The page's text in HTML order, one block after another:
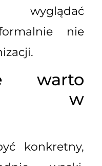
wyglądać
nie
warto
w
konkretny,